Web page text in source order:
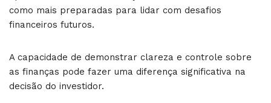
como mais preparadas para lidar com desafios
financeiros futuros.
A capacidade de demonstrar clareza e controle sobre
as finanças pode fazer uma diferença significativa na
decisão do investidor.